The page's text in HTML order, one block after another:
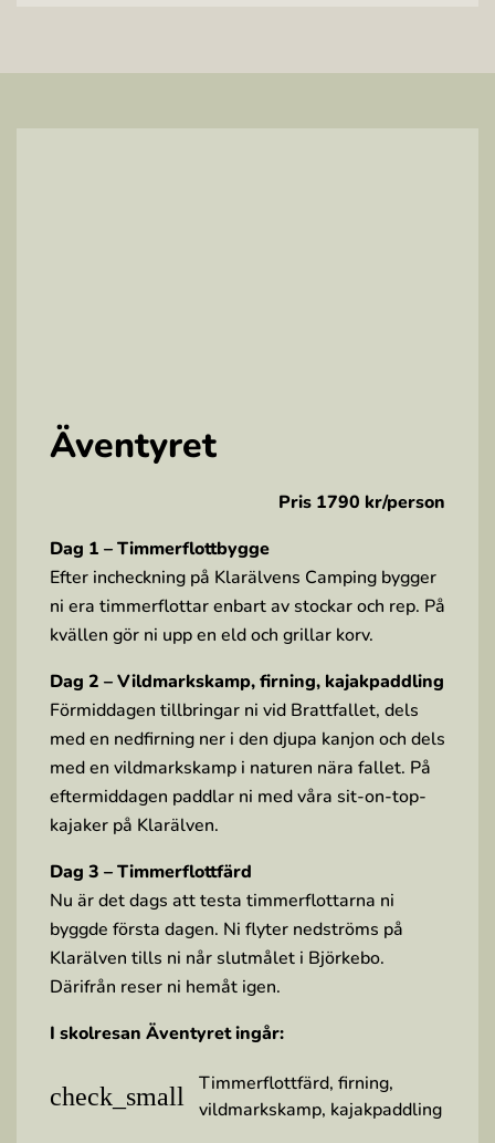
Äventyret
Pris 1790 kr/person
Dag 1 – Timmerflottbygge
Efter incheckning på Klarälvens Camping bygger
ni era timmerflottar enbart av stockar och rep. På
kvällen gör ni upp en eld och grillar korv.
Dag 2 – Vildmarkskamp, firning, kajakpaddling
Förmiddagen tillbringar ni vid Brattfallet, dels
med en nedfirning ner i den djupa kanjon och dels
med en vildmarkskamp i naturen nära fallet. På
eftermiddagen paddlar ni med våra sit-on-top-
kajaker på Klarälven.
Dag 3 – Timmerflottfärd
Nu är det dags att testa timmerflottarna ni
byggde första dagen. Ni flyter nedströms på
Klarälven tills ni når slutmålet i Björkebo.
Därifrån reser ni hemåt igen.
I skolresan Äventyret ingår:
check_small
Timmerflottfärd, firning,
vildmarkskamp, kajakpaddling